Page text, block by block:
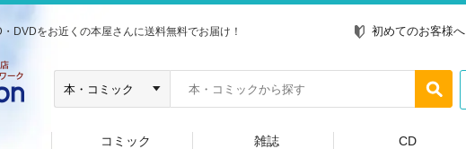
DVDをお近くの本屋さんに送料無料でお届け！ 初めてのお客様へ
コミック 雑誌 CD